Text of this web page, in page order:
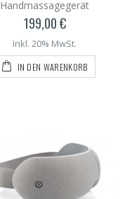
Handmassagegerät
199,00 €
Inkl. 20% MwSt.
IN DEN WARENKORB